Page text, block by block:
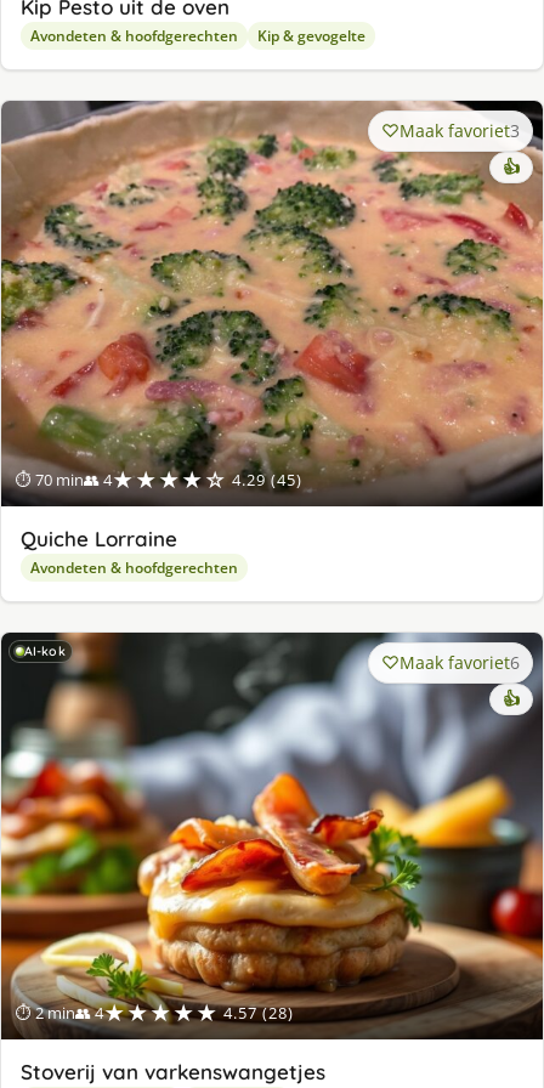
Kip Pesto uit de oven
Avondeten & hoofdgerechten Kip & gevogelte
⏱ 70 min👥 4★★★★☆ 4.29 (45)
Maak favoriet3
👍
Quiche Lorraine
Avondeten & hoofdgerechten
AI-kok
⏱ 2 min👥 4★★★★★ 4.57 (28)
Maak favoriet6
👍
Stoverij van varkenswangetjes